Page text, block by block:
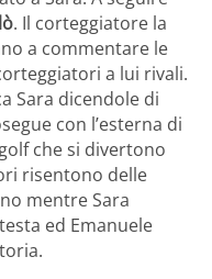
. Il corteggiatore la
a commentare le
a lui rivali.
Sara dicendole di
con l’esterna di
che si divertono
risentono delle
mentre Sara
ed Emanuele